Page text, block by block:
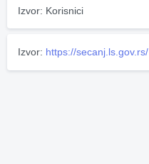
Izvor: Korisnici
Izvor: https://secanj.ls.gov.rs/